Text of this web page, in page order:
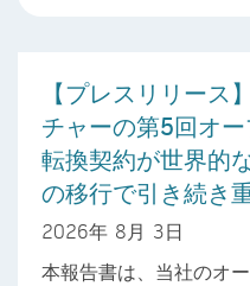
【プレスリリース
チャーの第5回オー
転換契約が世界的
の移行で引き続き
2026年 8月 3日
本報告書は、当社のオ